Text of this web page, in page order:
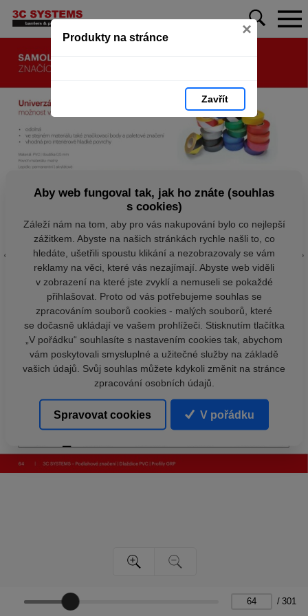
Produkty na stránce ×
Zavřít
/ 301
Aby web fungoval tak, jak ho znáte (souhlas
s cookies)
Záleží nám na tom, aby pro vás nakupování bylo co nejlepší
zážitkem. Abyste na našich stránkách rychle našli to, co
hledáte, ušetřili spoustu klikání a nezobrazovaly se vám
reklamy na věci, které vás nezajímají. Abyste web viděli
v zobrazení na které jste zvyklí a nemuseli se pokaždé
přihlašovat. Proto od vás potřebujeme souhlas se
zpracováním souborů cookies - malých souborů, které
se dočasně ukládají ve vašem prohlížeči. Stisknutím tlačítka
„V pořádku“ souhlasíte s nastavením cookies tak, abychom
vám poskytovali smysluplné a užitečné služby na základě
vašich údajů. Svůj souhlas můžete kdykoli změnit na stránce
zpracování osobních údajů.
Spravovat cookies V pořádku